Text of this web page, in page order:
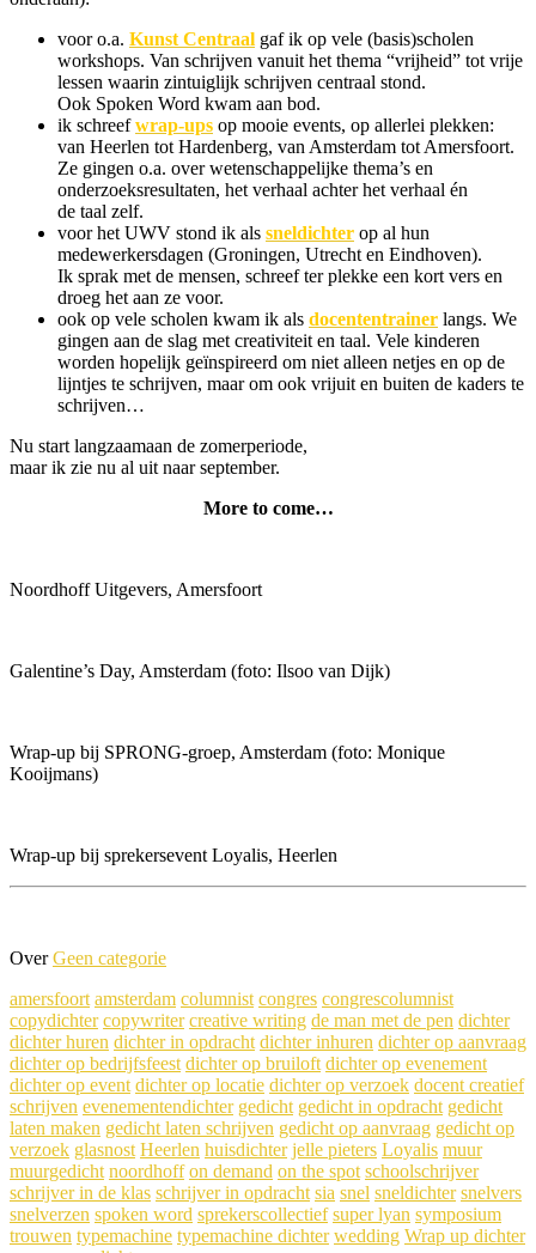
voor o.a. Kunst Centraal gaf ik op vele (basis)scholen
workshops. Van schrijven vanuit het thema “vrijheid” tot vrije
lessen waarin zintuiglijk schrijven centraal stond.
Ook Spoken Word kwam aan bod.
ik schreefwrap-ups op mooie events, op allerlei plekken:
van Heerlen tot Hardenberg, van Amsterdam tot Amersfoort.
Ze gingen o.a. over wetenschappelijke thema’s en
onderzoeksresultaten, het verhaal achter het verhaal én
de taal zelf.
voor het UWV stond ik als sneldichter op al hun
medewerkersdagen (Groningen, Utrecht en Eindhoven).
Ik sprak met de mensen, schreef ter plekke een kort vers en
droeg het aan ze voor.
ook op vele scholen kwam ik als docententrainer langs. We
gingen aan de slag met creativiteit en taal. Vele kinderen
worden hopelijk geïnspireerd om niet alleen netjes en op de
lijntjes te schrijven, maar om ook vrijuit en buiten de kaders te
schrijven…
Nu start langzaamaan de zomerperiode,
maar ik zie nu al uit naar september.
More to come…
Noordhoff Uitgevers, Amersfoort
Galentine’s Day, Amsterdam (foto: Ilsoo van Dijk)
Wrap-up bij SPRONG-groep, Amsterdam (foto: Monique
Kooijmans)
Wrap-up bij sprekersevent Loyalis, Heerlen
OverGeen categorie
amersfoort amsterdam columnist congres congrescolumnist
copydichter copywriter creative writing de man met de pen dichter
dichter huren dichter in opdracht dichter inhuren dichter op aanvraag
dichter op bedrijfsfeest dichter op bruiloft dichter op evenement
dichter op event dichter op locatie dichter op verzoek docent creatief
schrijven evenementendichter gedicht gedicht in opdracht gedicht
laten maken gedicht laten schrijven gedicht op aanvraag gedicht op
verzoek glasnost Heerlen huisdichter jelle pieters Loyalis muur
muurgedicht noordhoff on demand on the spot schoolschrijver
schrijver in de klas schrijver in opdracht sia snel sneldichter snelvers
snelverzen spoken word sprekerscollectief super lyan symposium
trouwen typemachine typemachine dichter wedding Wrap up dichter